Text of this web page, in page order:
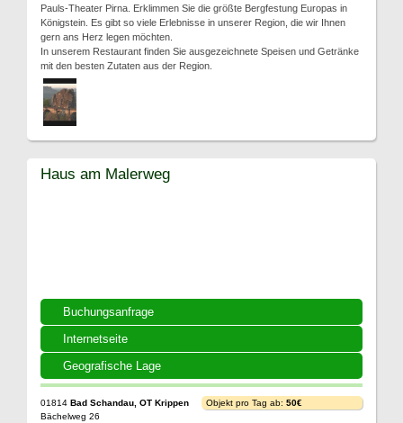
Pauls-Theater Pirna. Erklimmen Sie die größte Bergfestung Europas in
Königstein. Es gibt so viele Erlebnisse in unserer Region, die wir Ihnen
gern ans Herz legen möchten.
In unserem Restaurant finden Sie ausgezeichnete Speisen und Getränke
mit den besten Zutaten aus der Region.
Buchungsanfrage
Internetseite
Geografische Lage
Haus am Malerweg
01814 Bad Schandau, OT Krippen
Bächelweg 26
Objekt pro Tag ab: 50€